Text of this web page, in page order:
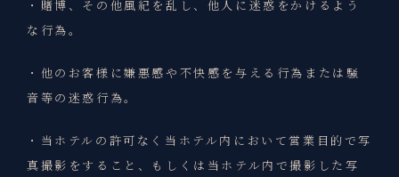
・賭博、その他風紀を乱し、他人に迷惑をかけるよう
な行為。
・他のお客様に嫌悪感や不快感を与える行為または騒
音等の迷惑行為。
・当ホテルの許可なく当ホテル内において営業目的で写
真撮影をすること、もしくは当ホテル内で撮影した写